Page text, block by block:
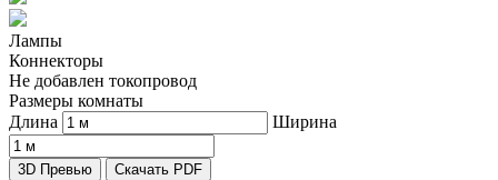
Лампы
Коннекторы
Не добавлен токопровод
Размеры комнаты
Длина
Ширина
3D Превью Скачать PDF